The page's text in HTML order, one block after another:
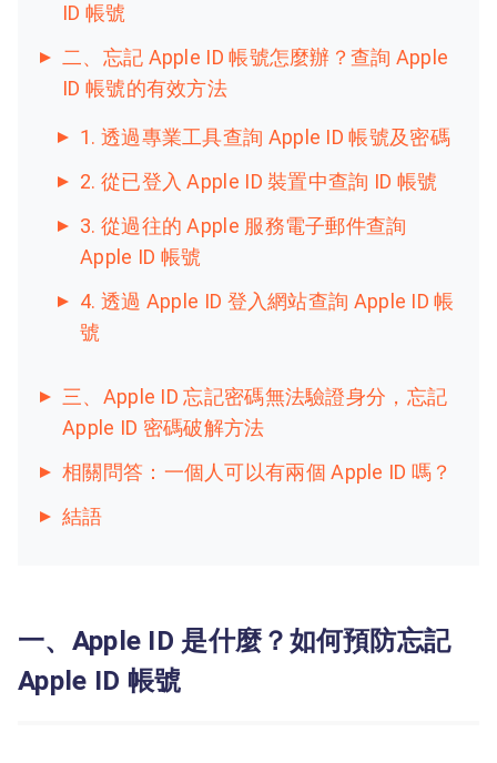
ID 帳號
二、忘記 Apple ID 帳號怎麼辦？查詢 Apple
ID 帳號的有效方法
1. 透過專業工具查詢 Apple ID 帳號及密碼
2. 從已登入 Apple ID 裝置中查詢 ID 帳號
3. 從過往的 Apple 服務電子郵件查詢
Apple ID 帳號
4. 透過 Apple ID 登入網站查詢 Apple ID 帳
號
三、Apple ID 忘記密碼無法驗證身分，忘記
Apple ID 密碼破解方法
相關問答：一個人可以有兩個 Apple ID 嗎？
結語
一、Apple ID 是什麼？如何預防忘記
Apple ID 帳號